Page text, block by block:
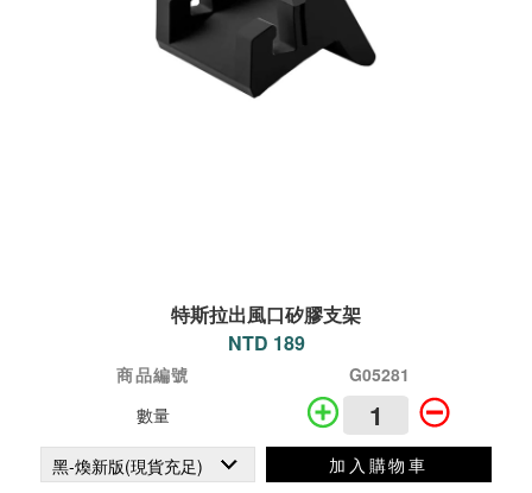
特斯拉出風口矽膠支架
NTD 189
商品編號
G05281
數量
加入購物車